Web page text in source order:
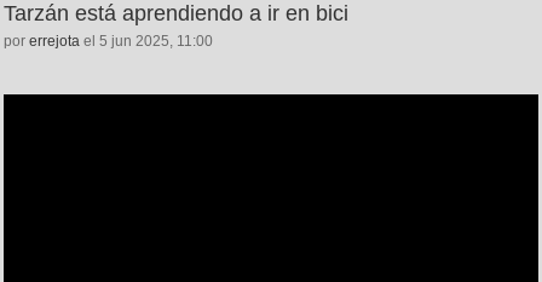
Tarzán está aprendiendo a ir en bici
por errejota el 5 jun 2025, 11:00